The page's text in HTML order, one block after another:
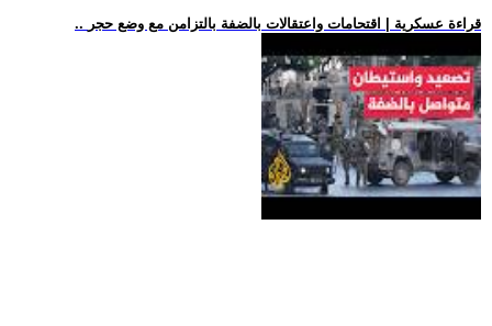
.. قراءة عسكرية | اقتحامات واعتقالات بالضفة بالتزامن مع وضع حجر